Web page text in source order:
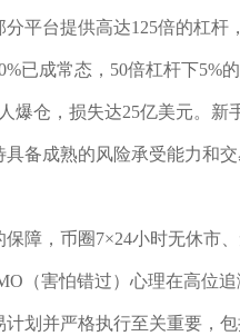
平台提供高达125倍的杠杆
已成常态，50倍杠杆下5%
爆仓，损失达25亿美元。
备成熟的风险承受能力和
障，币圈7×24小时无休市
（害怕错过）心理在高位
划并严格执行至关重要，